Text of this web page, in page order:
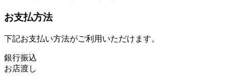
お支払方法
下記お支払い方法がご利用いただけます。
銀行振込
お店渡し